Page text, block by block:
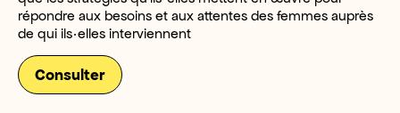
répondre aux besoins et aux attentes des femmes auprès
de qui ils·elles interviennent
Consulter